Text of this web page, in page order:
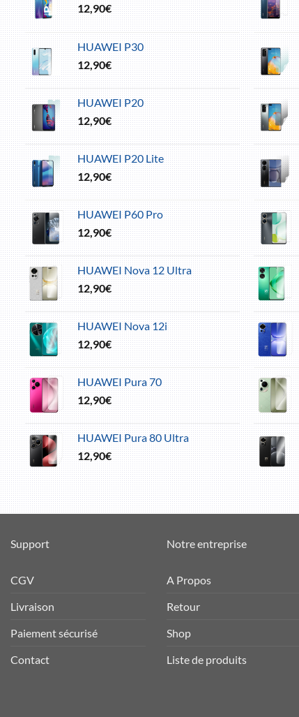
12,90€
HUAWEI P30
12,90€
HUAWEI P20
12,90€
HUAWEI P20 Lite
12,90€
HUAWEI P60 Pro
12,90€
HUAWEI Nova 12 Ultra
12,90€
HUAWEI Nova 12i
12,90€
HUAWEI Pura 70
12,90€
HUAWEI Pura 80 Ultra
12,90€
Support
CGV
Livraison
Paiement sécurisé
Contact
Notre entreprise
A Propos
Retour
Shop
Liste de produits